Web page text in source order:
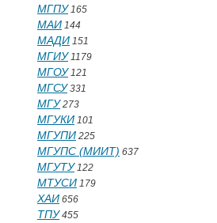
МГПУ165
МАИ 144
МАДИ 151
МГИУ1179
МГОУ121
МГСУ331
МГУ273
МГУКИ 101
МГУПИ 225
МГУПС (МИИТ) 637
МГУТУ122
МТУСИ 179
ХАИ 656
ТПУ455